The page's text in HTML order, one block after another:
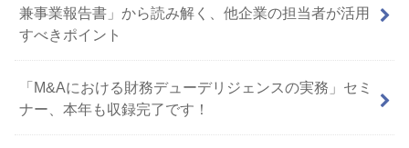
兼事業報告書」から読み解く、他企業の担当者が活用
すべきポイント
「M&Aにおける財務デューデリジェンスの実務」セミ
ナー、本年も収録完了です！